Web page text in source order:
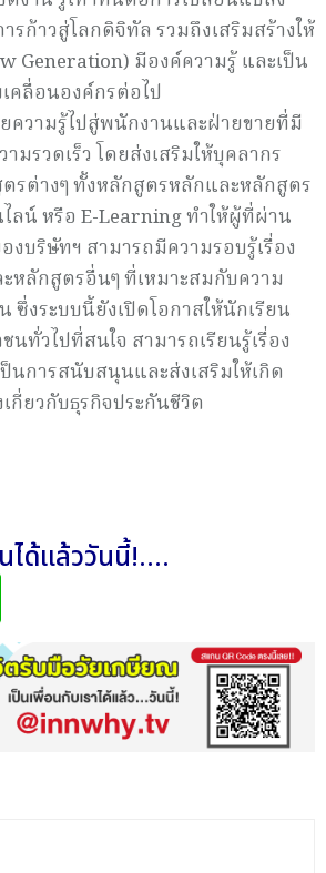
รก้าวสู่โลกดิจิทัล รวมถึงเสริมสร้างให้
Generation) มีองค์ความรู้ และเป็น
คลื่อนองค์กรต่อไป
ความรู้ไปสู่พนักงานและฝ่ายขายที่มี
มรวดเร็ว โดยส่งเสริมให้บุคลากร
รต่างๆ ทั้งหลักสูตรหลักและหลักสูตร
ลน์ หรือ E-Learning ทำให้ผู้ที่ผ่าน
งบริษัทฯ สามารถมีความรอบรู้เรื่อง
หลักสูตรอื่นๆ ที่เหมาะสมกับความ
ซึ่งระบบนี้ยังเปิดโอกาสให้นักเรียน
นทั่วไปที่สนใจ สามารถเรียนรู้เรื่อง
นการสนับสนุนและส่งเสริมให้เกิด
กี่ยวกับธุรกิจประกันชีวิต
ได้แล้ววันนี้!....